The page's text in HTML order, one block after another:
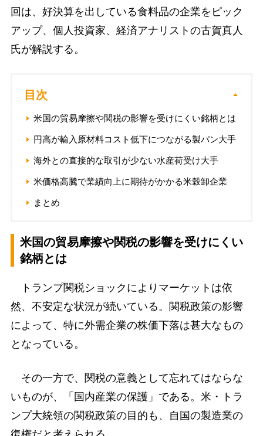
回は、好決算を出している食料品の企業をピック
アップ、個人投資家、経済アナリストの古賀真人
氏が解説する。
目次
米国の貿易摩擦や関税の影響を受けにくい銘柄とは
円高が輸入原材料コスト低下につながる製パン大手
海外との直接的な取引が少ない水産荷受け大手
米価格高騰で業績向上に期待がかかる米穀卸企業
まとめ
米国の貿易摩擦や関税の影響を受けにくい
銘柄とは
トランプ関税ショックによりマーケットは依
然、不安定な状況が続いている。関税政策の影響
によって、特に外需企業の株価下落は甚大なもの
となっている。
その一方で、関税の意義として忘れてはならな
いものが、「国内産業の保護」である。米・トラ
ンプ大統領の関税政策の目的も、自国の製造業の